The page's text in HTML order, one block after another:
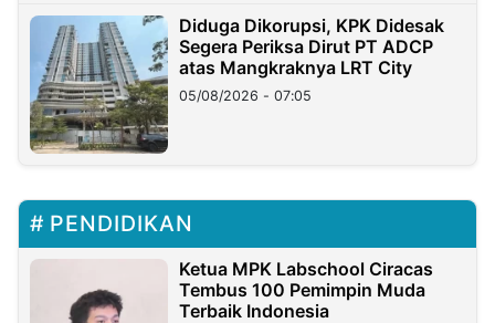
Diduga Dikorupsi, KPK Didesak
Segera Periksa Dirut PT ADCP
atas Mangkraknya LRT City
05/08/2026 - 07:05
PENDIDIKAN
Ketua MPK Labschool Ciracas
Tembus 100 Pemimpin Muda
Terbaik Indonesia